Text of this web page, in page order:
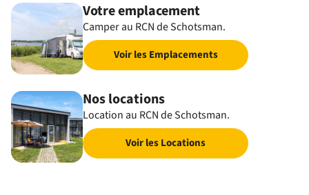
Votre emplacement
Camper au RCN de Schotsman.
Voir les Emplacements
Nos locations
Location au RCN de Schotsman.
Voir les Locations